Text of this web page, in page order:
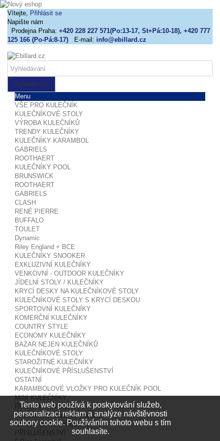
Vítejte, Přihlásit se
Napište nám
Prodejna Praha: +420 228 227 571(Po:13-17, St+Pá:10-18), +420 777
125 166 (Po-Pá:8-17)
E-mail: info@ebillard.cz
Vyhledávání
Menu
VŠE PRO KULEČNÍK
KULEČNÍKOVÉ STOLY
VÝROBA KULEČNÍKŮ
TRENDY KULEČNÍKY
KULEČNÍKY KARAMBOL
GABRIELS
ROOTHAERT
KULEČNÍKY POOL
BRUNSWICK
ROOTHAERT
GABRIELS
CLASH
RENÉ PIERRE
BUFFALO
TOULET
Dynamic
Riley England + BCE
KULEČNÍKY SNOOKER
EXKLUZIVNÍ KULEČNÍKY
VENKOVNÍ - OUTDOOR KULEČNÍKY
JÍDELNÍ STOLY / KULEČNÍKY
KRYCÍ DESKY NA KULEČNÍKOVÉ STOLY
KULEČNÍKOVÉ STOLY S KRYCÍ DESKOU
SPORTOVNÍ KULEČNÍKY
KOMERČNÍ KULEČNÍKY
COUNTRY STYLE
ECONOMY KULEČNÍKY
BAZAR NEJEN KULEČNÍKŮ
KULEČNÍKOVÉ STOLY
STAROŽITNÉ KULEČNÍKY
KULEČNÍKOVÉ PŘÍSLUŠENSTVÍ
OSTATNÍ
KARAMBOLOVÉ VLOŽKY PRO KULEČNÍK POOL
MINI KULEČNÍKY
RUSKÁ PYRAMIDA
Příslušenství Ruská Pyramida
NEGUŠ (BÁBA, HŘÍBEK)
PŘÍSLUŠENSTVÍ
Tento web používá k poskytování služeb,
personalizaci reklam a analýze návštěvnosti
soubory cookie. Používáním tohoto webu s tím
souhlasíte.